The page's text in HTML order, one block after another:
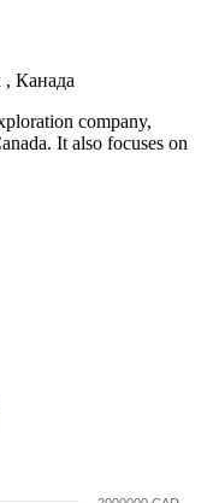
Канада
company,
It also focuses on